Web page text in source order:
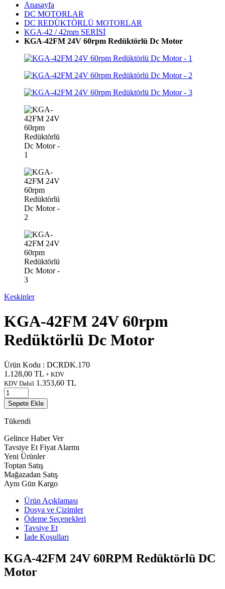
Anasayfa
DC MOTORLAR
DC REDÜKTÖRLÜ MOTORLAR
KGA-42 / 42mm SERİSİ
KGA-42FM 24V 60rpm Redüktörlü Dc Motor
Keskinler
KGA-42FM 24V 60rpm
Redüktörlü Dc Motor
Ürün Kodu : DCRDK.170
1.128,00 TL + KDV
KDV Dahil 1.353,60 TL
Sepete Ekle
Tükendi
Gelince Haber Ver
Tavsiye Et Fiyat Alarmı
Yeni Ürünler
Toptan Satış
Mağazadan Satış
Aynı Gün Kargo
Ürün Açıklaması
Dosya ve Çizimler
Ödeme Seçenekleri
Tavsiye Et
İade Koşulları
KGA-42FM 24V 60RPM Redüktörlü DC
Motor